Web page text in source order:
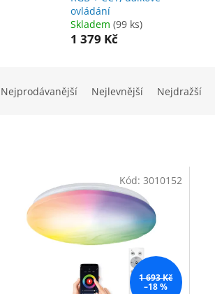
ovládání
Skladem (99 ks)
1 379 Kč
Nejprodávanější Nejlevnější Nejdražší
1 693 Kč
–18 %
Kód: 3010152